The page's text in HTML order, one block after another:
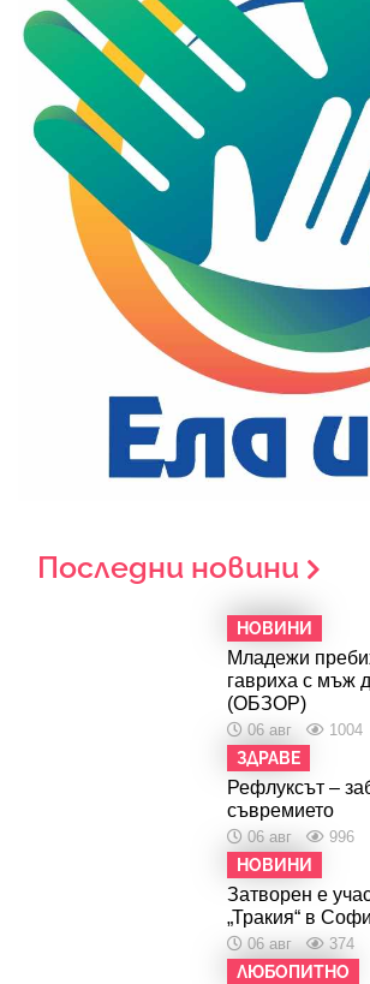
Последни новини
НОВИНИ
Младежи
гавриха с мъж
(ОБЗОР)
06 авг 1004
ЗДРАВЕ
Рефлуксът –
съвремието
06 авг 996
НОВИНИ
Затворен е
„Тракия“ в
06 авг 374
ЛЮБОПИТНО